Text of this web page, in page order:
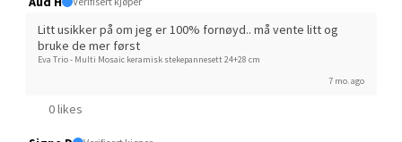
Litt usikker på om jeg er 100% fornøyd.. må vente litt og
bruke de mer først
Eva Trio - Multi Mosaic keramisk stekepannesett 24+28 cm
7 mo. ago
0 likes
Strømmen
Støperivn. 5, 2010 Strømmen
1 i butikk